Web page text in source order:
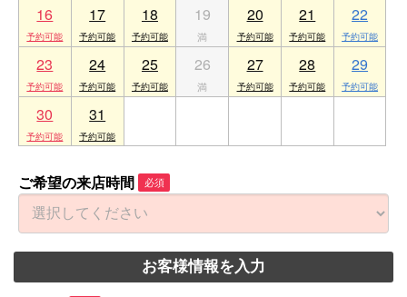
16 17 18 19 20 21 22
23 24 25 26 27 28 29
30 31
ご希望の来店時間 必須
お客様情報を入力